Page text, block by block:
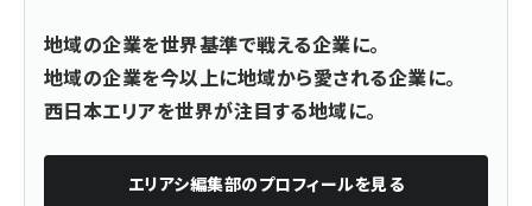
地域の企業を世界基準で戦える企業に。
地域の企業を今以上に地域から愛される企業に。
西日本エリアを世界が注目する地域に。
エリアシ編集部のプロフィールを見る